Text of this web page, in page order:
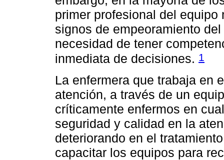
primer profesional del
signos de empeoramiento
necesidad de tener
inmediata de decisiones. 1
La enfermera que trabaja en
atención, a través de un
críticamente enfermos en
seguridad y calidad en la
deteriorando en el
capacitar los equipos para